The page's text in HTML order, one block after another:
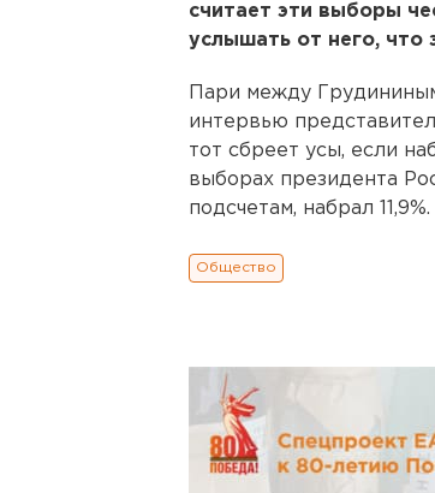
считает эти выборы
услышать от него, что
Пари между
интервью
тот сбреет усы, если
выборах президента
подсчетам, набрал
Общество